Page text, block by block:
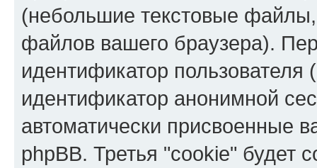
(небольшие текстовые
файлов вашего браузера).
идентификатор
идентификатор анонимной
автоматически присвоенные
phpBB. Третья "cookie" будет